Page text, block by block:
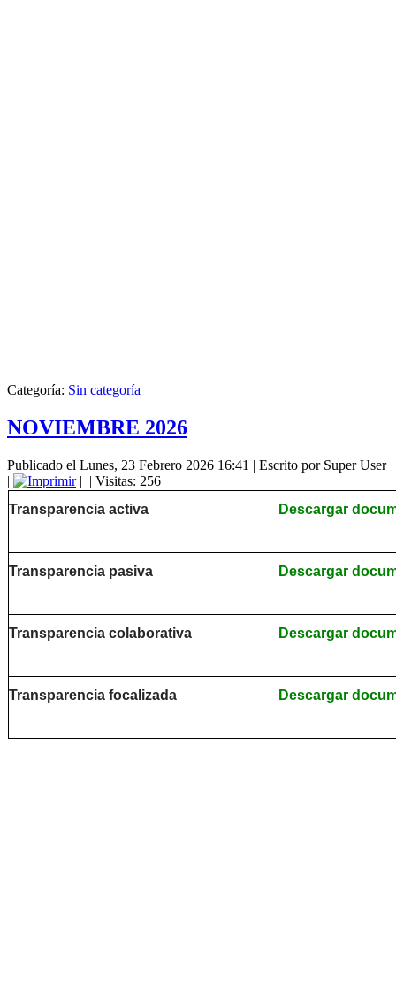
Categoría: Sin categoría
NOVIEMBRE 2026
Publicado el Lunes, 23 Febrero 2026 16:41 | Escrito por Super User
|
| | Visitas: 256
Transparencia activa
Descargar
Transparencia pasiva Descargar
Transparencia colaborativa Descargar
Transparencia focalizada Descargar